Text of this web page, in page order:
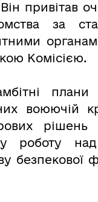
привітав
за
Комісією.
воюючій
рішень
роботу
безпекової